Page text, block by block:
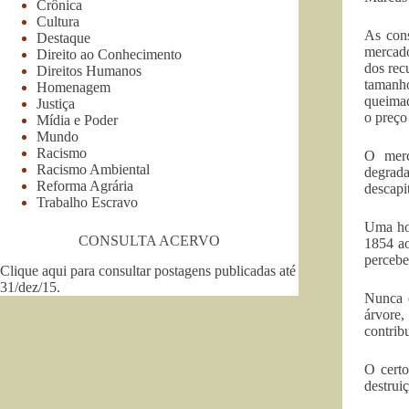
As
dos
o
O
Uma
1854
Nunca
O
Crônica
Cultura
Destaque
Direito ao Conhecimento
Direitos Humanos
Homenagem
Justiça
Mídia e Poder
Mundo
Racismo
Racismo Ambiental
Reforma Agrária
Trabalho Escravo
CONSULTA ACERVO
Clique aqui para consultar postagens publicadas até
31/dez/15.